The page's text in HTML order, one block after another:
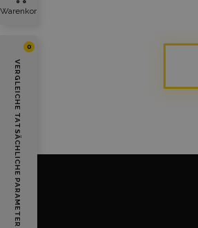
Warenkorb
VERGLEICHE TATSÄCHLICHE PARAMETER
0